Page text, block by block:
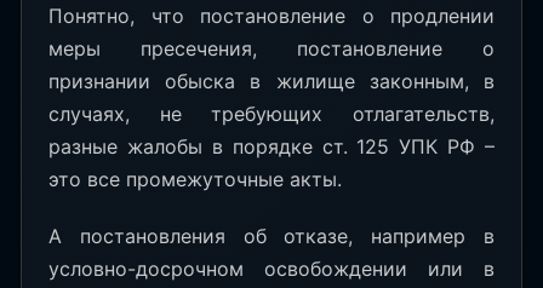
Понятно, что постановление о продлении
меры пресечения, постановление о
признании обыска в жилище законным, в
случаях, не требующих отлагательств,
разные жалобы в порядке ст. 125 УПК РФ –
это все промежуточные акты.
А постановления об отказе, например в
условно-досрочном освобождении или в